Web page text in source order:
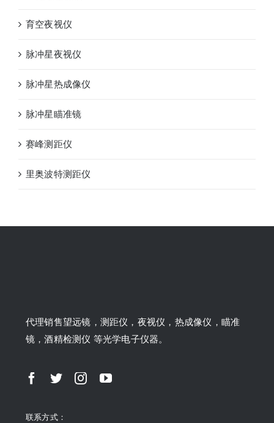
育空夜视仪
脉冲星夜视仪
脉冲星热成像仪
脉冲星瞄准镜
赛峰测距仪
里奥波特测距仪
代理销售望远镜，测距仪，夜视仪，热成像仪，瞄准
镜，酒精检测仪 等光学电子仪器。
联系方式：